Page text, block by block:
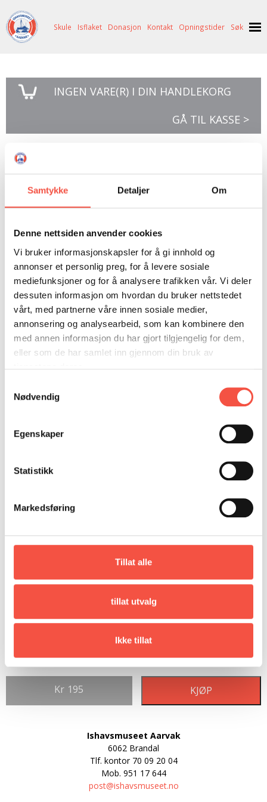
Samtykke Detaljer Om
Denne nettsiden anvender cookies
Vi bruker informasjonskapsler for å gi innhold og
annonser et personlig preg, for å levere sosiale
mediefunksjoner og for å analysere trafikken vår. Vi deler
dessuten informasjon om hvordan du bruker nettstedet
vårt, med partnerne våre innen sosiale medier,
annonsering og analysearbeid, som kan kombinere den
med annen informasjon du har gjort tilgjengelig for dem,
eller som de har samlet inn gjennom din bruk av
Nødvendig
Egenskaper
Statistikk
Markedsføring
Tillat alle
tillat utvalg
Ikke tillat
OM OSS
BILDE FRÅ MUSEET
UTSTILLINGAR
SVART GULL I BRANDAL CITY
ISHAVSMUSEETS VENNER
SAMARBEIDSMUSEUM
PERSONVERNERKLÆRING
FORTELLINGAR
SVALBARD
BILDEGALLERI
NETTBUTIKK
SKUTEKATALOG
SKULEBESØK
FARGELEGG
ISHAVSQUIZ
FORTELLINGAR
ISFLAKET
DONASJON
KONTAKT
OPNINGSTIDER
Skule Isflaket Donasjon Kontakt Opningstider Søk
INGEN VARE(R) I DIN HANDLEKORG
GÅ TIL KASSE >
Kom nord med meg
Kom nord med meg
Oslo: Gyldendal, 1958
Bernt Balchen ble den første til å fly over
Sørpolen 29. november 1929. Siden fløy han også
den første transpolare flygingen fra Alaska til
Norge i 1959, og ble dermed den første som fløy
over begge polpunktene.
Under 2. verdenskrig tjenestegjorde Balchen for
det amerikanske flyvåpenet og var plassert på
ledet «slipp-operasjoner» til Norge.
Kr 195 KJØP
Ishavsmuseet Aarvak
6062 Brandal
Tlf. kontor 70 09 20 04
Mob. 951 17 644
post@ishavsmuseet.no